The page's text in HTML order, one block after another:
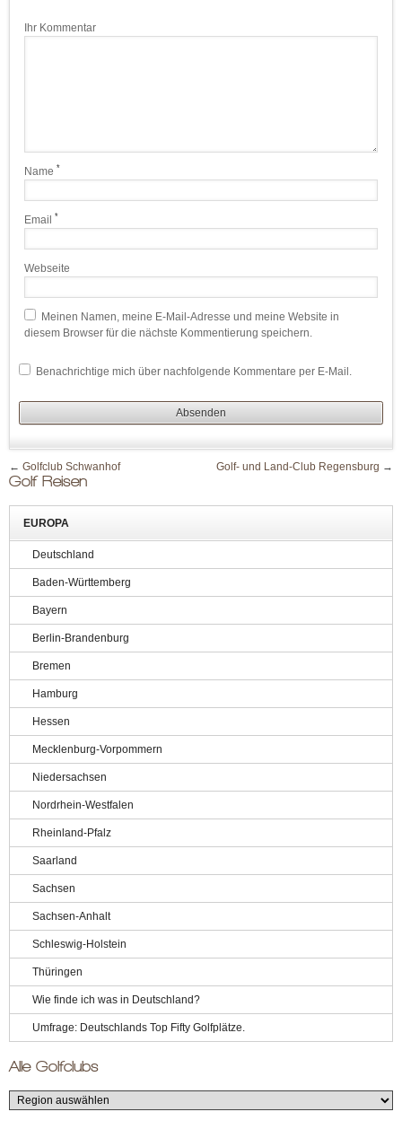
Ihr Kommentar
Name *
Email *
Webseite
Meinen Namen, meine E-Mail-Adresse und meine Website in
diesem Browser für die nächste Kommentierung speichern.
Benachrichtige mich über nachfolgende Kommentare per E-Mail.
← Golfclub Schwanhof Golf- und Land-Club Regensburg →
Golf Reisen
EUROPA
Deutschland
Baden-Württemberg
Bayern
Berlin-Brandenburg
Bremen
Hamburg
Hessen
Mecklenburg-Vorpommern
Niedersachsen
Nordrhein-Westfalen
Rheinland-Pfalz
Saarland
Sachsen
Sachsen-Anhalt
Schleswig-Holstein
Thüringen
Wie finde ich was in Deutschland?
Umfrage: Deutschlands Top Fifty Golfplätze.
Alle Golfclubs